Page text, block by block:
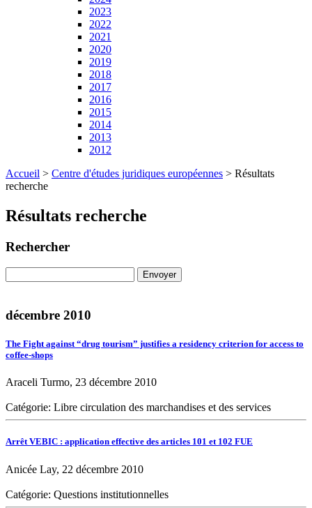
2023
2022
2021
2020
2019
2018
2017
2016
2015
2014
2013
2012
Accueil > Centre d'études juridiques européennes > Résultats
recherche
Résultats recherche
Rechercher
décembre 2010
The Fight against “drug tourism” justifies a residency criterion for access to
coffee-shops
Araceli Turmo, 23 décembre 2010
Catégorie: Libre circulation des marchandises et des services
Arrêt VEBIC : application effective des articles 101 et 102 FUE
Anicée Lay, 22 décembre 2010
Catégorie: Questions institutionnelles